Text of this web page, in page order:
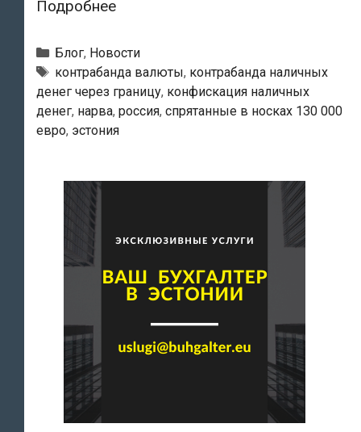
ПодробнееСуд
Нарве
конфисковал
у
68-
летнего
спрятанные
000
евро
Рубрики
Блог, Новости
Тэги
контрабанда валюты, контрабанда наличных
денег через границу, конфискация наличных
денег, нарва, россия, спрятанные в носках 130 000
евро, эстония